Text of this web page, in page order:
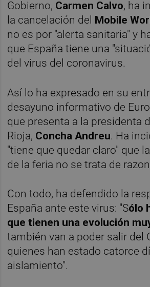
Gobierno, Carmen Calvo, ha
la cancelación del
Mobile
no es por "alerta sanitaria" y
que España tiene una
del virus del coronavirus.
Así lo ha expresado en su
desayuno informativo de
que presenta a la presidenta
Rioja, Concha Andreu. Ha
"tiene que quedar claro" que
de la feria no se trata de
Con todo, ha defendido la
España ante este virus: "Sólo
que tienen una evolución
también van a poder salir del
quienes han estado catorce
aislamiento".